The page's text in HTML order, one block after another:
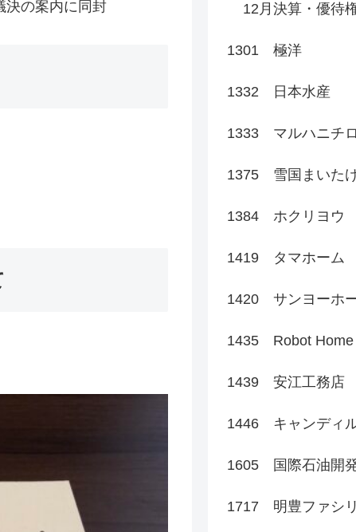
決の案内に同封 12月決算・優待
1301 極洋
1332 日本水産
1333 マルハニチロ
1375 雪国まいた
1384 ホクリヨウ
1419 タマホーム
1420 サンヨーホ
1435 Robot Home
1439 安江工務店
1446 キャンディ
1605 国際石油開
1717 明豊ファシ